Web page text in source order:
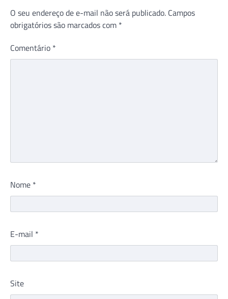
O seu endereço de e-mail não será publicado. Campos
obrigatórios são marcados com *
Comentário *
Nome *
E-mail *
Site